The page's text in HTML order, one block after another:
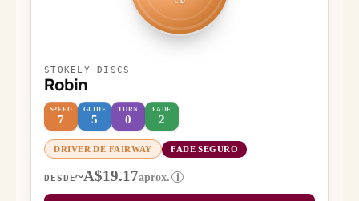
STOKELY DISCS
Robin
SPEED
7
GLIDE
5
TURN
0
FADE
2
DRIVER DE FAIRWAY FADE SEGURO
DESDE~A$19.17aprox. i